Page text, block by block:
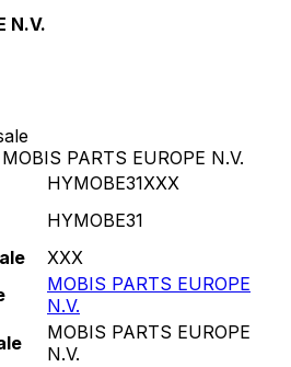
N.V.
PARTS EUROPE N.V.
HYMOBE31XXX
HYMOBE31
XXX
MOBIS PARTS EUROPE
N.V.
MOBIS PARTS EUROPE
N.V.